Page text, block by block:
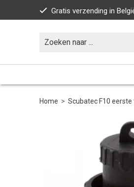
Gratis verzending in
Home > Scubatec F10 eerste